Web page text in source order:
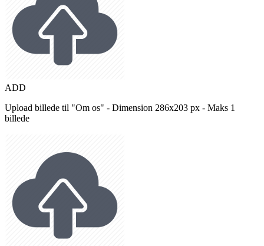
ADD
Upload billede til "Om os" - Dimension 286x203 px - Maks 1
billede